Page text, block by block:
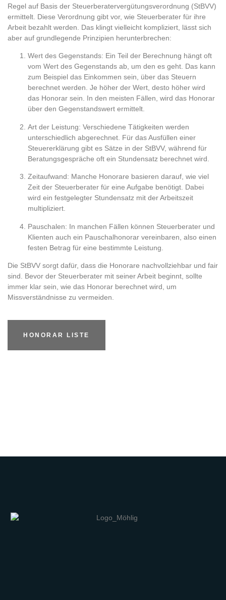
Regel auf Basis der Steuerberatervergütungsverordnung (StBVV)
ermittelt. Diese Verordnung gibt vor, wie Steuerberater für ihre
Arbeit bezahlt werden. Das klingt vielleicht kompliziert, lässt sich
aber auf grundlegende Prinzipien herunterbrechen:
Wert des Gegenstands: Ein Teil der Berechnung hängt oft
vom Wert des Gegenstands ab, um den es geht. Das kann
zum Beispiel das Einkommen sein, über das Steuern
berechnet werden. Je höher der Wert, desto höher wird
das Honorar sein. In den meisten Fällen, wird das Honorar
über den Gegenstandswert ermittelt.
Art der Leistung: Verschiedene Tätigkeiten werden
unterschiedlich abgerechnet. Für das Ausfüllen einer
Steuererklärung gibt es Sätze in der StBVV, während für
Beratungsgespräche oft ein Stundensatz berechnet wird.
Zeitaufwand: Manche Honorare basieren darauf, wie viel
Zeit der Steuerberater für eine Aufgabe benötigt. Dabei
wird ein festgelegter Stundensatz mit der Arbeitszeit
multipliziert.
Pauschalen: In manchen Fällen können Steuerberater und
Klienten auch ein Pauschalhonorar vereinbaren, also einen
festen Betrag für eine bestimmte Leistung.
Die StBVV sorgt dafür, dass die Honorare nachvollziehbar und fair
sind. Bevor der Steuerberater mit seiner Arbeit beginnt, sollte
immer klar sein, wie das Honorar berechnet wird, um
Missverständnisse zu vermeiden.
HONORAR LISTE